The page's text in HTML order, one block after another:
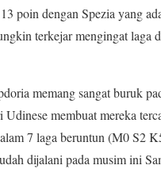
poin dengan Spezia yang
terkejar mengingat laga
memang sangat buruk
membuat mereka
7 laga beruntun (M0 S2
dijalani pada musim ini